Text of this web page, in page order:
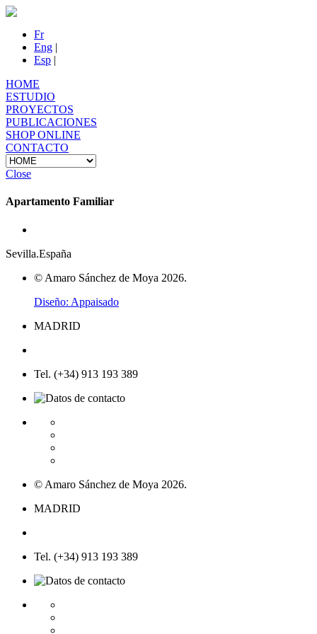
Fr
Eng |
Esp |
HOME
ESTUDIO
PROYECTOS
PUBLICACIONES
SHOP ONLINE
CONTACTO
Close
Apartamento Familiar
Sevilla.España
© Amaro Sánchez de Moya 2026.
Diseño: Appaisado
MADRID
Tel. (+34) 913 193 389
© Amaro Sánchez de Moya 2026.
MADRID
Tel. (+34) 913 193 389